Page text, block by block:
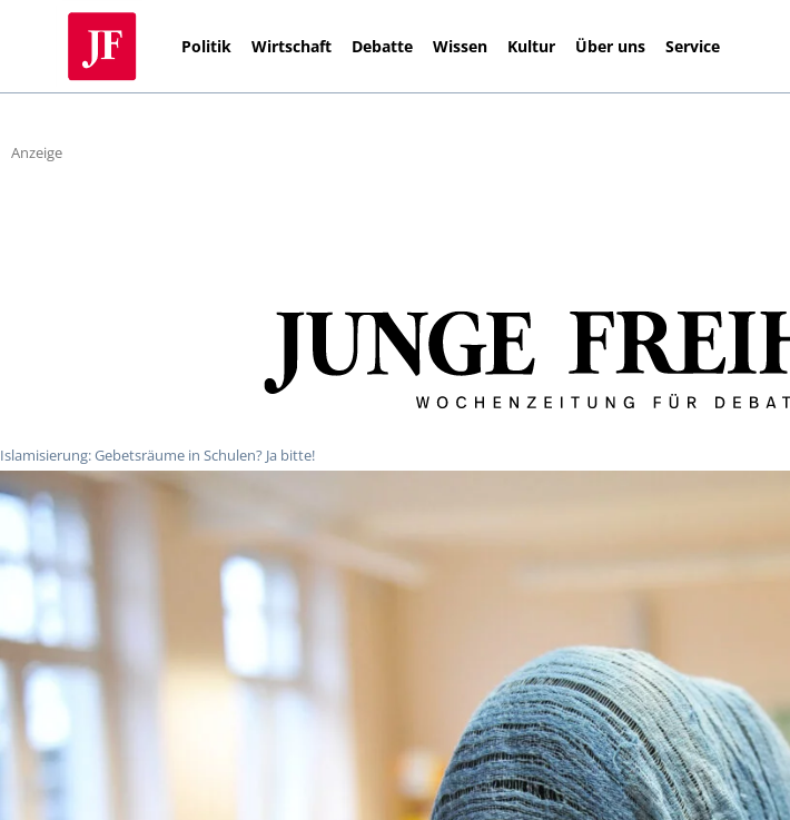
Politik Wirtschaft Debatte Wissen Kultur Über uns Service
Anzeige
Islamisierung: Gebetsräume in Schulen? Ja bitte!